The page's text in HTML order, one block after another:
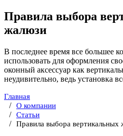
Правила выбора
жалюзи
В последнее время все большее
использовать для оформления
оконный аксессуар как
неудивительно, ведь установка
Главная
О компании
Статьи
Правила выбора вертикальных